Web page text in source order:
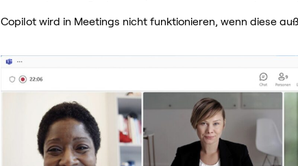
Copilot wird in Meetings nicht funktionieren, wenn diese